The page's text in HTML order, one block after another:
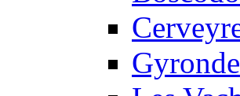
Gyronde